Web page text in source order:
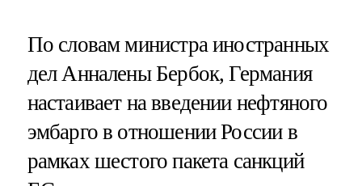
По словам министра иностранных
дел Анналены Бербок, Германия
настаивает на введении нефтяного
эмбарго в отношении России в
рамках шестого пакета санкций